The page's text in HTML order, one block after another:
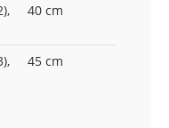
40 cm
45 cm